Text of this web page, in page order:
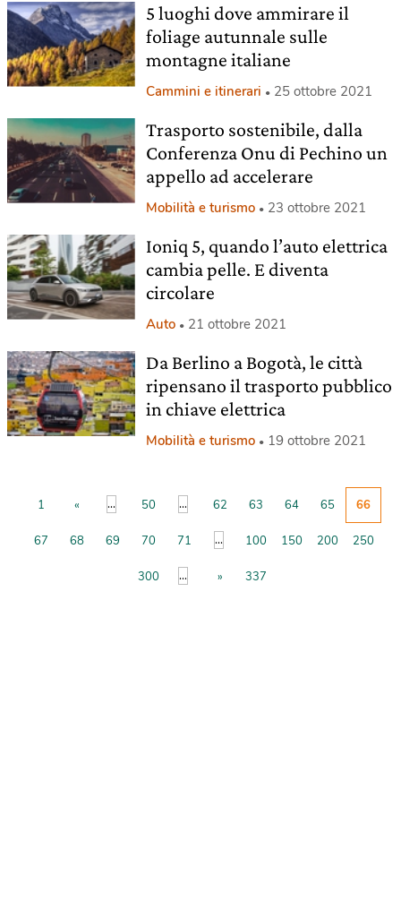
5 luoghi dove ammirare il
foliage autunnale sulle
montagne italiane
Cammini e itinerari 25 ottobre 2021
Trasporto sostenibile, dalla
Conferenza Onu di Pechino un
appello ad accelerare
Mobilità e turismo 23 ottobre 2021
Ioniq 5, quando l’auto elettrica
cambia pelle. E diventa
circolare
Auto 21 ottobre 2021
Da Berlino a Bogotà, le città
ripensano il trasporto pubblico
in chiave elettrica
Mobilità e turismo 19 ottobre 2021
1 « ... 50 ... 62 63 64 65 66
67 68 69 70 71 ... 100 150 200 250
300 ... » 337